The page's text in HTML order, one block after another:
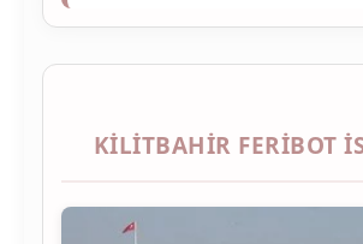
KILITBAHIR FERIBOT